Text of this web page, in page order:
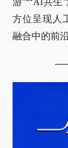
方位呈现人
融合中的前